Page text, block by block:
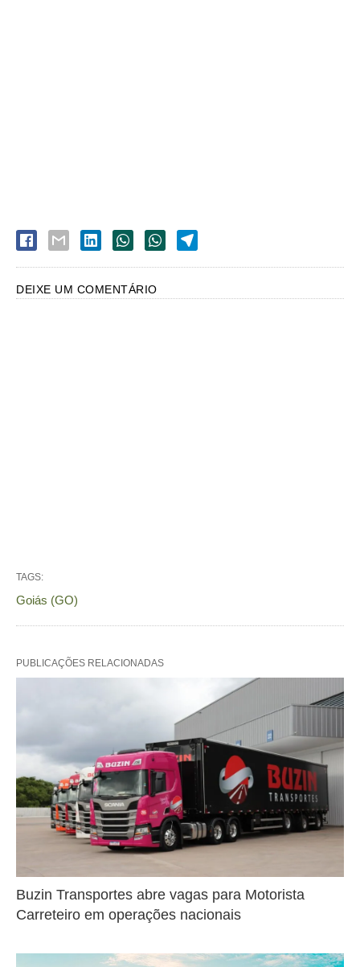
DEIXE UM COMENTÁRIO
TAGS:
Goiás (GO)
PUBLICAÇÕES RELACIONADAS
Buzin Transportes abre vagas para Motorista
Carreteiro em operações nacionais